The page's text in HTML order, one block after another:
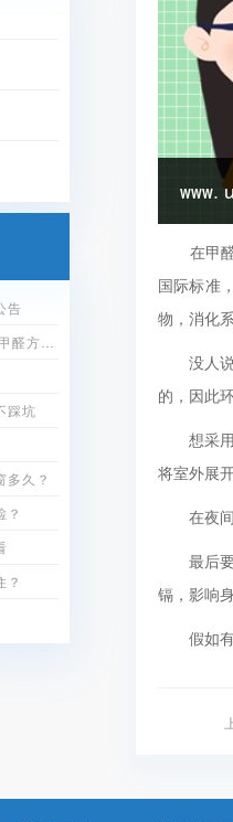
告
踩坑
多久？
？
？
在甲醛
国际标准
物，消化
没人说
的，因此
想采用
将室外展
在夜间
最后要
镉，影响
假如有